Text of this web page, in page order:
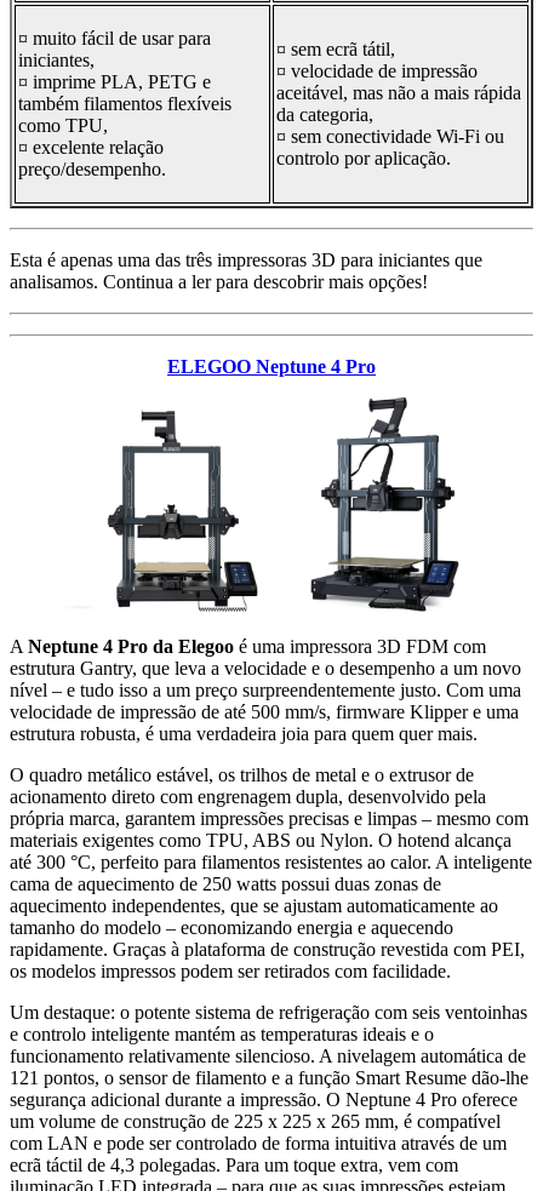
¤ muito fácil de usar para
iniciantes,
¤ imprime PLA, PETG e
também filamentos flexíveis
como TPU,
¤ excelente relação
preço/desempenho.
¤ sem ecrã tátil,
¤ velocidade de impressão
aceitável, mas não a mais rápida
da categoria,
¤ sem conectividade Wi-Fi ou
controlo por aplicação.
Esta é apenas uma das três impressoras 3D para iniciantes que
analisamos. Continua a ler para descobrir mais opções!
ELEGOO Neptune 4 Pro
A Neptune 4 Pro da Elegoo é uma impressora 3D FDM com
estrutura Gantry, que leva a velocidade e o desempenho a um novo
nível – e tudo isso a um preço surpreendentemente justo. Com uma
velocidade de impressão de até 500 mm/s, firmware Klipper e uma
estrutura robusta, é uma verdadeira joia para quem quer mais.
O quadro metálico estável, os trilhos de metal e o extrusor de
acionamento direto com engrenagem dupla, desenvolvido pela
própria marca, garantem impressões precisas e limpas – mesmo com
materiais exigentes como TPU, ABS ou Nylon. O hotend alcança
até 300 °C, perfeito para filamentos resistentes ao calor. A inteligente
cama de aquecimento de 250 watts possui duas zonas de
aquecimento independentes, que se ajustam automaticamente ao
tamanho do modelo – economizando energia e aquecendo
rapidamente. Graças à plataforma de construção revestida com PEI,
os modelos impressos podem ser retirados com facilidade.
Um destaque: o potente sistema de refrigeração com seis ventoinhas
e controlo inteligente mantém as temperaturas ideais e o
funcionamento relativamente silencioso. A nivelagem automática de
121 pontos, o sensor de filamento e a função Smart Resume dão-lhe
segurança adicional durante a impressão. O Neptune 4 Pro oferece
um volume de construção de 225 x 225 x 265 mm, é compatível
com LAN e pode ser controlado de forma intuitiva através de um
ecrã táctil de 4,3 polegadas. Para um toque extra, vem com
iluminação LED integrada – para que as suas impressões estejam